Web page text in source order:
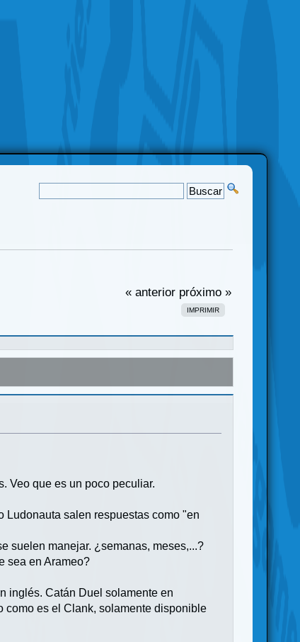
« anterior próximo »
IMPRIMIR
Veo que es un poco peculiar.
Ludonauta salen respuestas como "en
suelen manejar. ¿semanas, meses,...?
sea en Arameo?
inglés. Catán Duel solamente en
como es el Clank, solamente disponible